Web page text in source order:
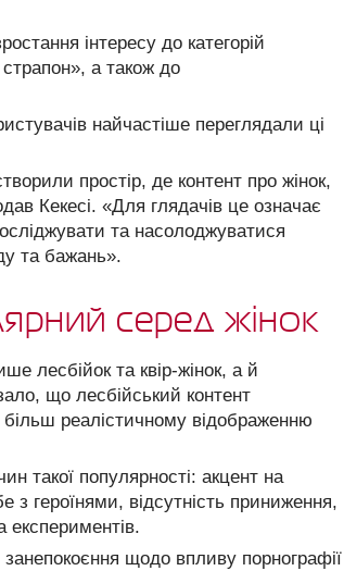
інтересу до категорій
страпон», а також до
найчастіше переглядали ці
простір, де контент про жінок,
Кекесі. «Для глядачів це означає
та насолоджуватися
та бажань».
серед жінок
лесбійок та квір-жінок, а й
що лесбійський контент
реалістичному відображенню
такої популярності: акцент на
з героїнями, відсутність приниження,
експериментів.
щодо впливу порнографії